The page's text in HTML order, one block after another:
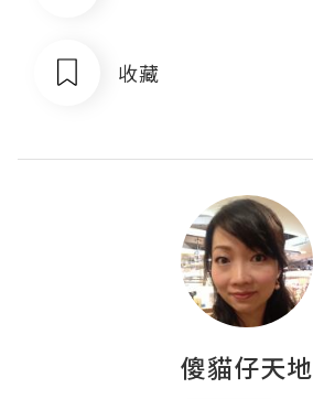
收藏
傻貓仔天地